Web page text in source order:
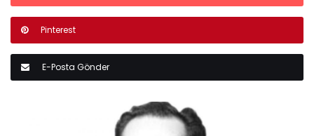
Pinterest
E-Posta Gönder